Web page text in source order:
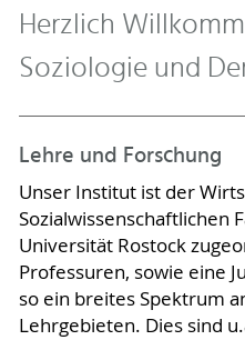
Herzlich
Soziologie und
Lehre und Forschung
Unser Institut ist der
Sozialwissenschaftlichen
Universität Rostock
Professuren, sowie eine
so ein breites Spektrum
Lehrgebieten. Dies sind